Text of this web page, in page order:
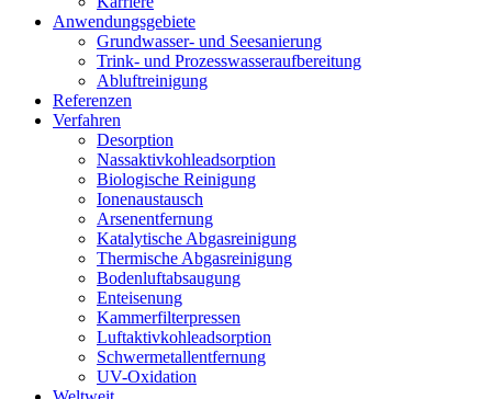
Anwendungsgebiete
Grundwasser- und Seesanierung
Trink- und Prozesswasseraufbereitung
Abluftreinigung
Referenzen
Verfahren
Desorption
Nassaktivkohleadsorption
Biologische Reinigung
Ionenaustausch
Arsenentfernung
Katalytische Abgasreinigung
Thermische Abgasreinigung
Bodenluftabsaugung
Enteisenung
Kammerfilterpressen
Luftaktivkohleadsorption
Schwermetallentfernung
UV-Oxidation